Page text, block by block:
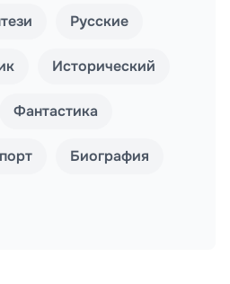
Русские
Исторический
Фантастика
Биография